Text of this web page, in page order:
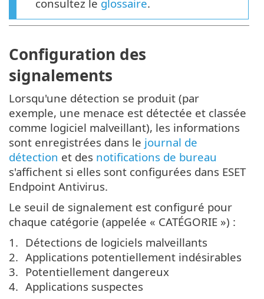
consultez le glossaire.
Configuration des
signalements
Lorsqu'une détection se produit (par
exemple, une menace est détectée et classée
comme logiciel malveillant), les informations
sont enregistrées dans le journal de
détection et des notifications de bureau
s'affichent si elles sont configurées dans ESET
Endpoint Antivirus.
Le seuil de signalement est configuré pour
chaque catégorie (appelée « CATÉGORIE ») :
Détections de logiciels malveillants
Applications potentiellement indésirables
Potentiellement dangereux
Applications suspectes